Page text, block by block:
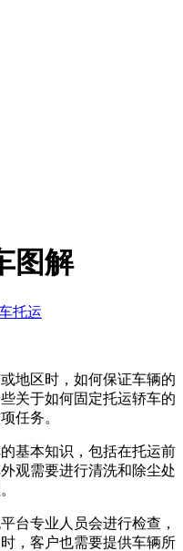
图解
托运
地区时，如何保证车辆的
关于如何固定托运轿车的
任务。
基本知识，包括在托运前
观需要进行清洗和除尘处
台专业人员会进行检查，
，客户也需要提供车辆所